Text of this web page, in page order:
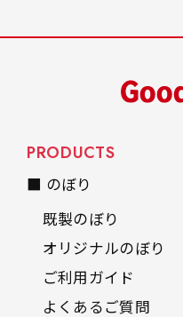
PRODUCTS
■ のぼり
既製のぼり
オリジナルのぼり
ご利用ガイド
よくあるご質問